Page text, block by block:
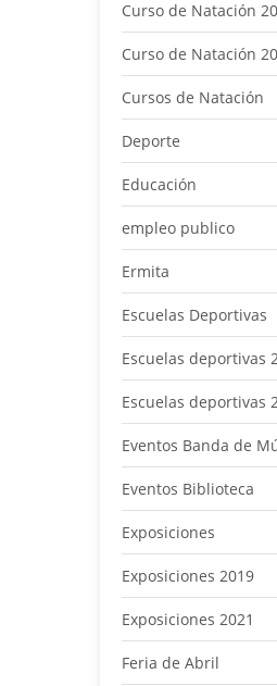
Curso de Natación
Curso de Natación
Cursos de Natación
Deporte
Educación
empleo publico
Ermita
Escuelas Deportivas
Escuelas deportivas
Escuelas deportivas
Eventos Banda de
Eventos Biblioteca
Exposiciones
Exposiciones 2019
Exposiciones 2021
Feria de Abril